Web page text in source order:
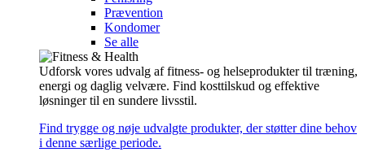
Prævention
Kondomer
Se alle
Udforsk vores udvalg af fitness- og helseprodukter til træning,
energi og daglig velvære. Find kosttilskud og effektive
løsninger til en sundere livsstil.
Find trygge og nøje udvalgte produkter, der støtter dine behov
i denne særlige periode.